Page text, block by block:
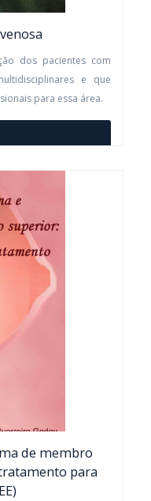
dos pacientes com
e que
para essa área.
de membro
para